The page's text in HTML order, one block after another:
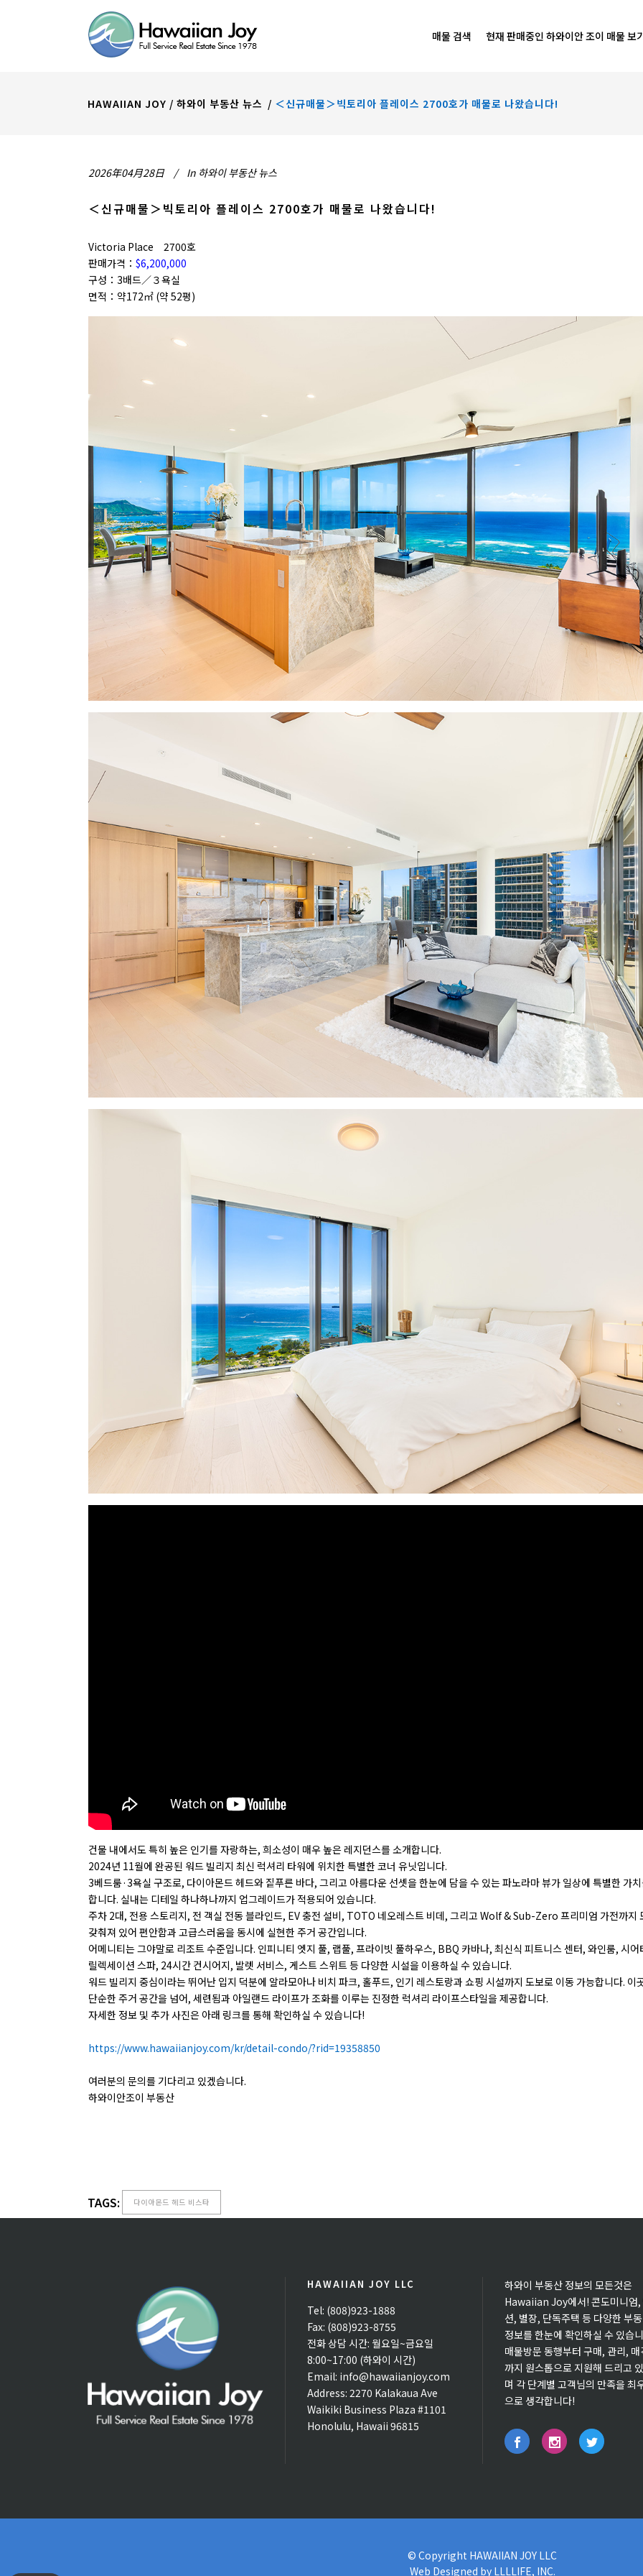
매물 검색 현재 판매중인 하와이안 조이 매물 보
HAWAIIAN JOY / 하와이 부동산 뉴스 / ＜신규매물＞빅토리아 플레이스 2700호가 매물로 나왔습니다!
2026年04月28日 In 하와이 부동산 뉴스
＜신규매물＞빅토리아 플레이스 2700호가 매물로 나왔습니다!
Victoria Place 2700호
판매가격： $6,200,000
구성：3배드／３욕실
면적：약172㎡ (약 52평)
건물 내에서도 특히 높은 인기를 자랑하는, 희소성이 매우 높은 레지던스를 소개합니다.
2024년 11월에 완공된 워드 빌리지 최신 럭셔리 타워에 위치한 특별한 코너 유닛입니다.
3베드룸·3욕실 구조로, 다이아몬드 헤드와 짙푸른 바다, 그리고 아름다운 선셋을 한눈에 담을 수 있는 파노라마 뷰가 일상에 특별한 가치
합니다. 실내는 디테일 하나하나까지 업그레이드가 적용되어 있습니다.
주차 2대, 전용 스토리지, 전 객실 전동 블라인드, EV 충전 설비, TOTO 네오레스트 비데, 그리고 Wolf & Sub-Zero 프리미엄 가전까지
갖춰져 있어 편안함과 고급스러움을 동시에 실현한 주거 공간입니다.
어메니티는 그야말로 리조트 수준입니다. 인피니티 엣지 풀, 랩풀, 프라이빗 풀하우스, BBQ 카바나, 최신식 피트니스 센터, 와인룸, 시어
릴렉세이션 스파, 24시간 컨시어지, 발렛 서비스, 게스트 스위트 등 다양한 시설을 이용하실 수 있습니다.
워드 빌리지 중심이라는 뛰어난 입지 덕분에 알라모아나 비치 파크, 홀푸드, 인기 레스토랑과 쇼핑 시설까지 도보로 이동 가능합니다. 이
단순한 주거 공간을 넘어, 세련됨과 아일랜드 라이프가 조화를 이루는 진정한 럭셔리 라이프스타일을 제공합니다.
자세한 정보 및 추가 사진은 아래 링크를 통해 확인하실 수 있습니다!
https://www.hawaiianjoy.com/kr/detail-condo/?rid=19358850
여러분의 문의를 기다리고 있겠습니다.
하와이안조이 부동산
TAGS: 다이아몬드 헤드 비스타
HAWAIIAN JOY LLC
Tel: (808)923-1888
Fax: (808)923-8755
전화 상담 시간: 월요일~금요일
8:00~17:00 (하와이 시간)
Email: info@hawaiianjoy.com
Address: 2270 Kalakaua Ave
Waikiki Business Plaza #1101
Honolulu, Hawaii 96815
하와이 부동산 정보의 모든것은
Hawaiian Joy에서! 콘도미니엄,
션, 별장, 단독주택 등 다양한 부
정보를 한눈에 확인하실 수 있습
매물방문 동행부터 구매, 관리, 매
까지 원스톱으로 지원해 드리고
며 각 단계별 고객님의 만족을 최
으로 생각합니다!
© Copyright HAWAIIAN JOY LLC
Web Designed by LLLLIFE, INC.